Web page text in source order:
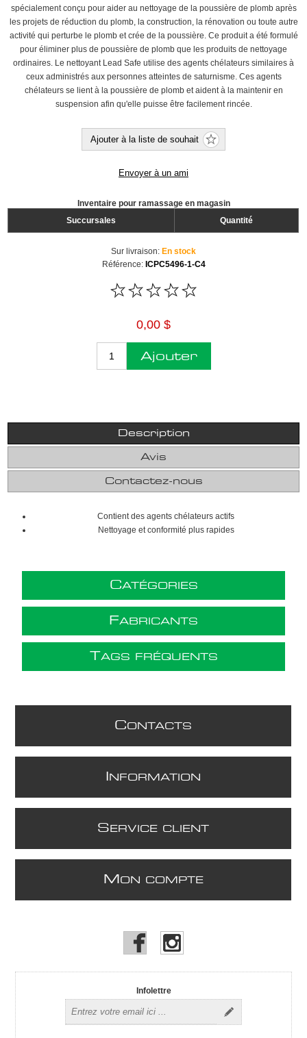
spécialement conçu pour aider au nettoyage de la poussière de plomb après
les projets de réduction du plomb, la construction, la rénovation ou toute autre
activité qui perturbe le plomb et crée de la poussière. Ce produit a été formulé
pour éliminer plus de poussière de plomb que les produits de nettoyage
ordinaires. Le nettoyant Lead Safe utilise des agents chélateurs similaires à
ceux administrés aux personnes atteintes de saturnisme. Ces agents
chélateurs se lient à la poussière de plomb et aident à la maintenir en
suspension afin qu'elle puisse être facilement rincée.
Ajouter à la liste de souhait
Envoyer à un ami
Inventaire pour ramassage en magasin
Succursales
Quantité
Sur livraison: En stock
Référence: ICPC5496-1-C4
0,00 $
Ajouter
Description
Avis
Contactez-nous
Contient des agents chélateurs actifs
Nettoyage et conformité plus rapides
CATÉGORIES
FABRICANTS
TAGS FRÉQUENTS
CONTACTS
NFORMATION
S ERVICE CLIENT
M ON COMPTE
Infolettre